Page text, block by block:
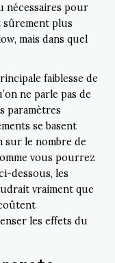
nécessaires pour
plus
mais dans quel
faiblesse de
ne parle pas de
paramètres
se basent
sur le nombre de
vous pourrez
dessous, les
vraiment que
les effets du